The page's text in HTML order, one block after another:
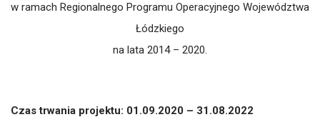
w ramach Regionalnego Programu Operacyjnego Województwa
Łódzkiego
na lata 2014 – 2020.
Czas trwania projektu: 01.09.2020 – 31.08.2022